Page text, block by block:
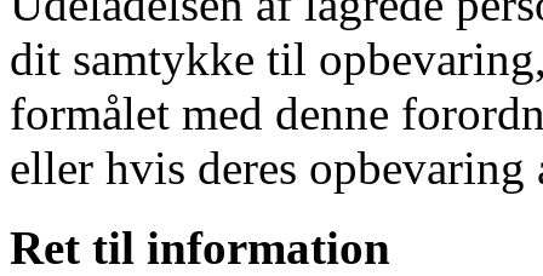
dit samtykke til
formålet med denne
eller hvis deres
Ret til information